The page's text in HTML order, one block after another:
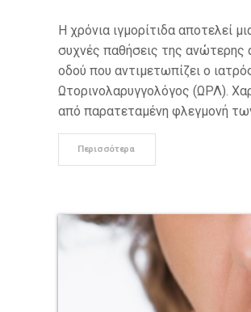
Η χρόνια ιγμορίτιδα αποτελεί
συχνές παθήσεις της ανώτερης
οδού που αντιμετωπίζει ο
Ωτορινολαρυγγολόγος (ΩΡΛ).
από παρατεταμένη φλεγμονή
Περισσότερα